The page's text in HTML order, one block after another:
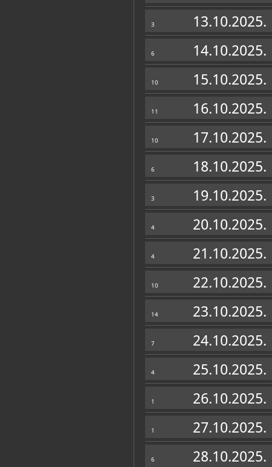
3 13.10.2025.
6 14.10.2025.
10 15.10.2025.
11 16.10.2025.
10 17.10.2025.
6 18.10.2025.
3 19.10.2025.
4 20.10.2025.
4 21.10.2025.
10 22.10.2025.
14 23.10.2025.
7 24.10.2025.
4 25.10.2025.
1 26.10.2025.
1 27.10.2025.
6 28.10.2025.